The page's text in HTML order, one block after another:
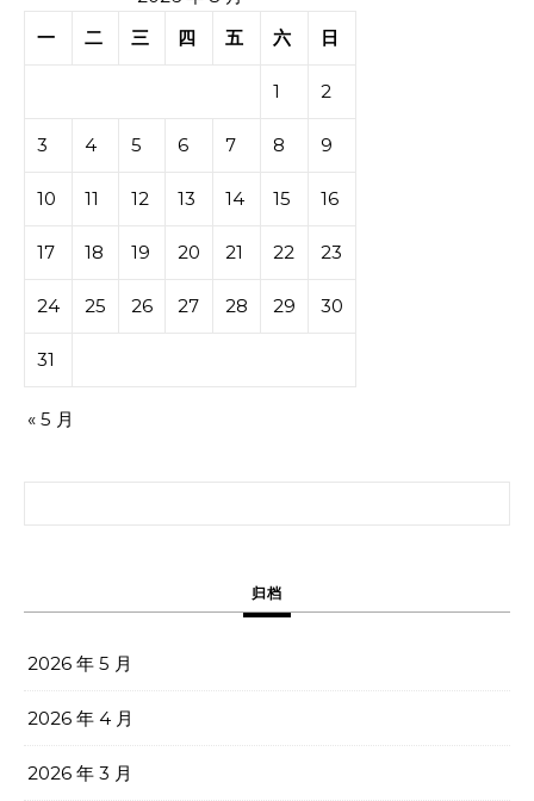
一
二 三 四 五 六 日
1 2
3 4 5 6 7 8 9
10 11 12 13 14 15 16
17 18 19 20 21 22 23
24 25 26 27 28 29 30
31
« 5 月
归档
2026 年 5 月
2026 年 4 月
2026 年 3 月